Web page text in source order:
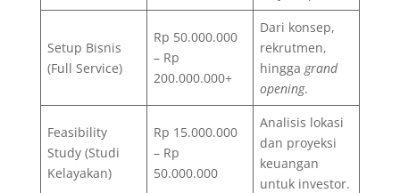
Setup Bisnis
(Full Service)
Rp 50.000.000
– Rp
200.000.000+
Dari konsep,
rekrutmen,
hingga grand
opening.
Feasibility
Study (Studi
Kelayakan)
Rp 15.000.000
– Rp
50.000.000
Analisis lokasi
dan proyeksi
keuangan
untuk investor.